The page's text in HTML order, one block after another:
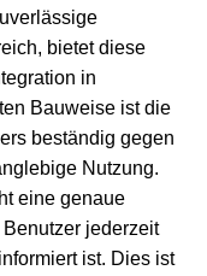
bietet diese
in
Bauweise ist die
beständig gegen
Nutzung.
eine genaue
jederzeit
ist. Dies ist